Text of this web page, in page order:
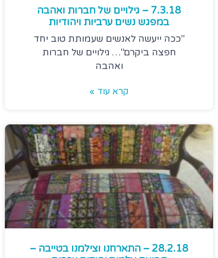
7.3.18 – גילויים של חברות ואהבה
במפגש נשים ערביות ויהודיות
"ככה ייעשה לאנשים שעמותת טוב יחד
חפצה ביקרם"… גילויים של חברות
ואהבה
קרא עוד »
28.2.18 – התארחנו וצילמנו בטייבה –